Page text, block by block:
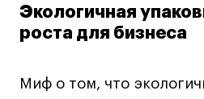
Фотография
Очно + онлайн
Экологичная
роста для бизнеса
Миф о том, что